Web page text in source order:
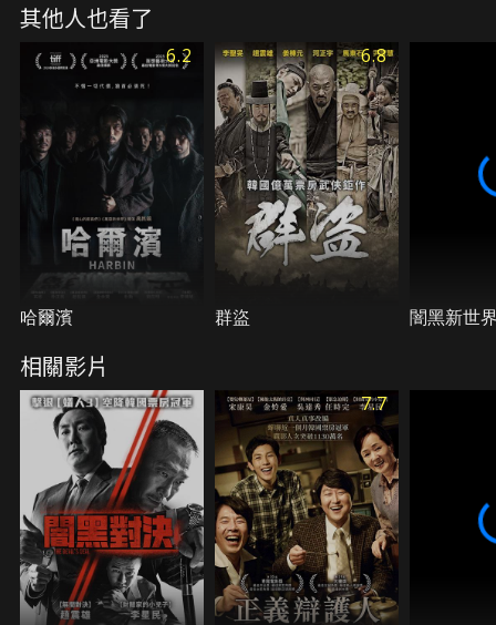
（黃晸玟 飾）發起政變，動員軍方內部的私人組織，
甚至還召回最前線的前方部隊到首爾。被權力蒙蔽雙
眼的全斗光所帶領的叛軍，以及與其對抗的首都警備
司令官李泰臣（鄭雨盛 飾）的鎮壓軍之間，一觸即發
的9個小時正在流逝……賭上性命的兩大勢力旗鼓相
當的對立，今晚，將在韓國首都展開最熾熱的戰爭！
其他人也看了
6.2
哈爾濱
6.8
群盜 闇黑新世
相關影片
7.7